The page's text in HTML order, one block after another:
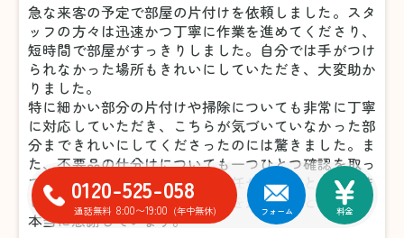
急な来客の予定で部屋の片付けを依頼しました。スタ
ッフの方々は迅速かつ丁寧に作業を進めてくださり、
短時間で部屋がすっきりしました。自分では手がつけ
られなかった場所もきれいにしていただき、大変助か
りました。
特に細かい部分の片付けや掃除についても非常に丁寧
に対応していただき、こちらが気づいていなかった部
分まできれいにしてくださったのには驚きました。ま
た、不要品の仕分けについても一つひとつ確認を取っ
てくださったため、安心してお任せすることができま
した。おかげで気持ちよく来客を迎えることができ、
本当に感謝しています。
0120-525-058
通話無料 8:00〜19:00 (年中無休) フォーム 料金